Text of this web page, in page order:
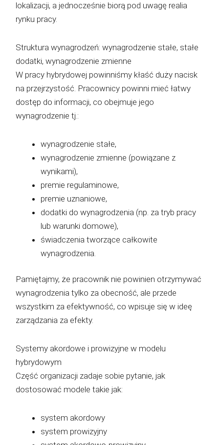
lokalizacji, a jednocześnie biorą pod uwagę realia
rynku pracy.
Struktura wynagrodzeń: wynagrodzenie stałe, stałe
dodatki, wynagrodzenie zmienne
W pracy hybrydowej powinniśmy kłaść duży nacisk
na przejrzystość. Pracownicy powinni mieć łatwy
dostęp do informacji, co obejmuje jego
wynagrodzenie tj.:
wynagrodzenie stałe,
wynagrodzenie zmienne (powiązane z
wynikami),
premie regulaminowe,
premie uznaniowe,
dodatki do wynagrodzenia (np. za tryb pracy
lub warunki domowe),
świadczenia tworzące całkowite
wynagrodzenia.
Pamiętajmy, że pracownik nie powinien otrzymywać
wynagrodzenia tylko za obecność, ale przede
wszystkim za efektywność, co wpisuje się w ideę
zarządzania za efekty.
Systemy akordowe i prowizyjne w modelu
hybrydowym
Część organizacji zadaje sobie pytanie, jak
dostosować modele takie jak:
system akordowy
system prowizyjny